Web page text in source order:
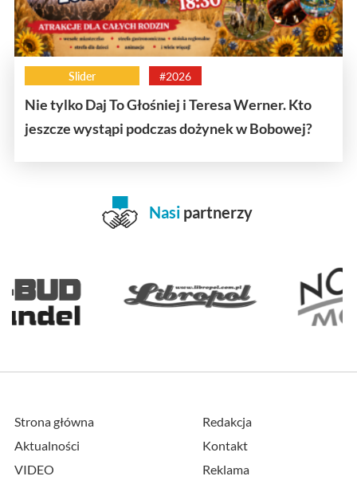
Slider #2026
Nie tylko Daj To Głośniej i Teresa Werner. Kto
jeszcze wystąpi podczas dożynek w Bobowej?
Nasi partnerzy
Strona główna
Aktualności
VIDEO
Redakcja
Kontakt
Reklama